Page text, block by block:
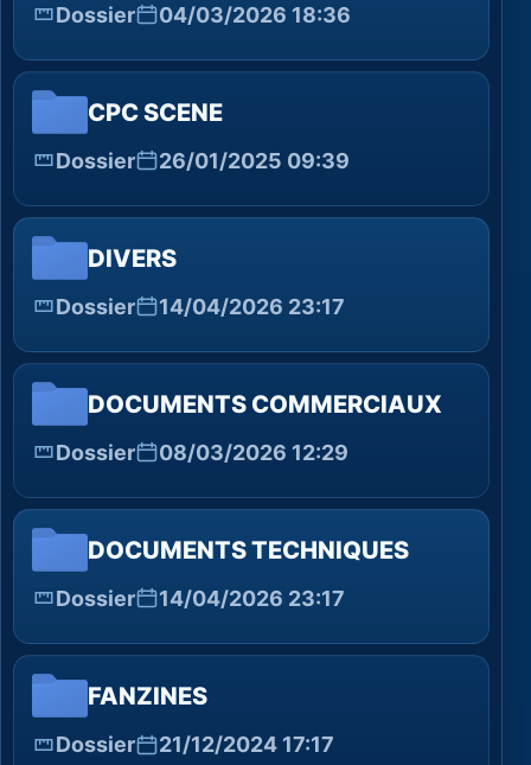
Dossier 04/03/2026 18:36
CPC SCENE
Dossier 26/01/2025 09:39
DIVERS
Dossier 14/04/2026 23:17
DOCUMENTS COMMERCIAUX
Dossier 08/03/2026 12:29
DOCUMENTS TECHNIQUES
Dossier 14/04/2026 23:17
FANZINES
Dossier 21/12/2024 17:17